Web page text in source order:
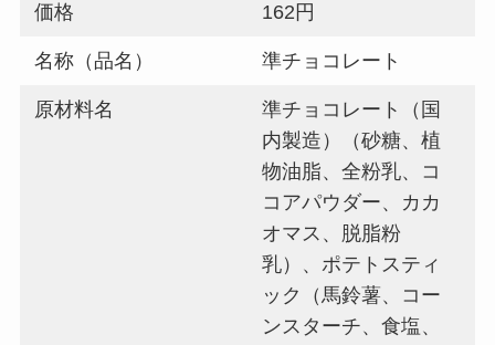
価格 162円
名称（品名） 準チョコレート
原材料名
準チョコレート（国
内製造）（砂糖、植
物油脂、全粉乳、コ
コアパウダー、カカ
オマス、脱脂粉
乳）、ポテトスティ
ック（馬鈴薯、コー
ンスターチ、食塩、